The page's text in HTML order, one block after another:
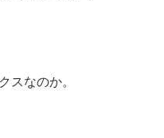
スなのか。